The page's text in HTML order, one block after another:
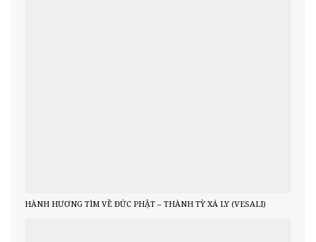
HÀNH HƯƠNG TÌM VỀ ĐỨC PHẬT – THÀNH TỲ XÁ LY (VESALI)